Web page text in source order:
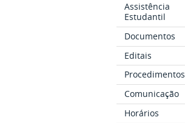
Assistência
Estudantil
Documentos
Editais
Procedimentos
Comunicação
Horários